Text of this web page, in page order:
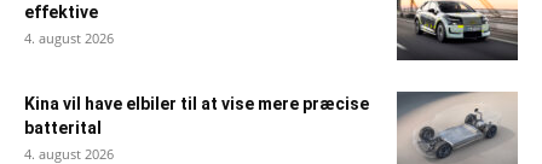
effektive
4. august 2026
Kina vil have elbiler til at vise mere præcise
batterital
4. august 2026